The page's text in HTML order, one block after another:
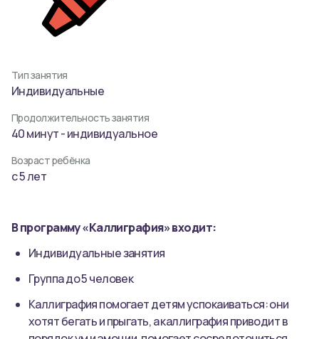
Тип занятия
Индивидуальные
Продолжительность занятия
40 минут- индивидуальное
Возраст ребёнка
с 5 лет
В программу «Каллиграфия» входит:
Индивидуальные занятия
Группа до 5 человек
Каллиграфия помогает детям успокаиваться: они
хотят бегать и прыгать, а каллиграфия приводит в